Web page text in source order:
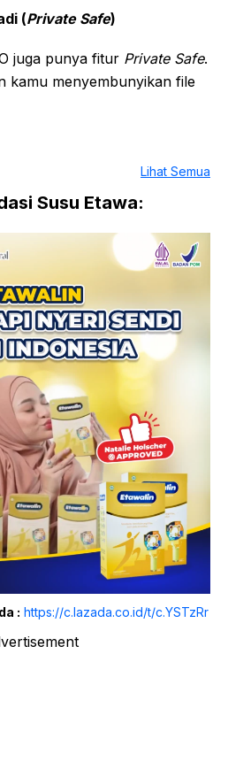
(Private Safe)
juga punya fitur Private Safe.
kamu menyembunyikan file
Lihat Semua
Susu Etawa:
: https://c.lazada.co.id/t/c.YSTzRr